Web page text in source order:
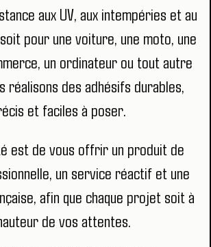
aux UV, aux intempéries et au
pour une voiture, une moto, une
un ordinateur ou tout autre
réalisons des adhésifs durables,
et faciles à poser.
est de vous offrir un produit de
un service réactif et une
afin que chaque projet soit à
de vos attentes.